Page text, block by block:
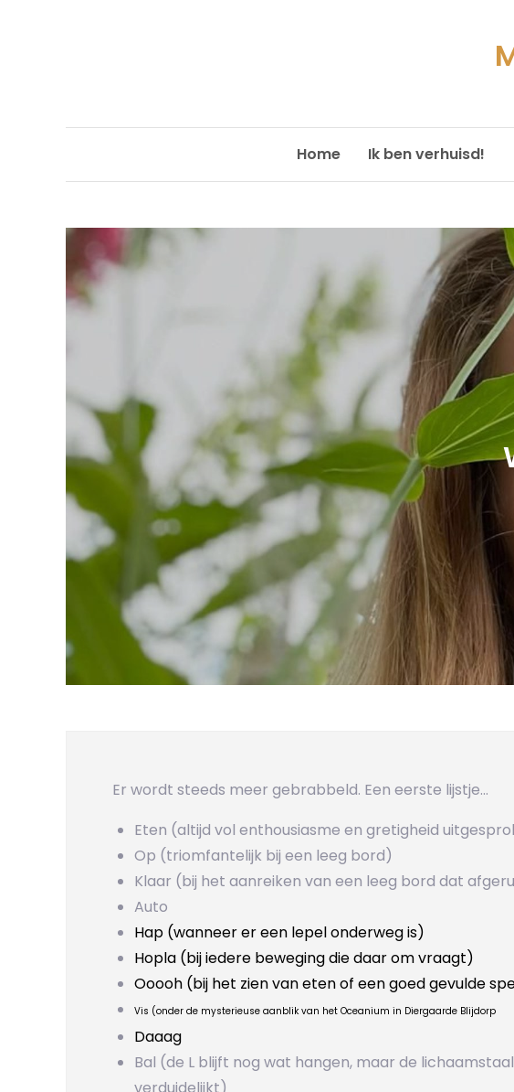
Home Ik ben verhuisd!
Er wordt steeds meer gebrabbeld. Een eerste lijstje…
Eten (altijd vol enthousiasme en gretigheid
Op (triomfantelijk bij een leeg bord)
Klaar (bij het aanreiken van een leeg bord dat
Auto
Hap (wanneer er een lepel onderweg is)
Hopla (bij iedere beweging die daar om vraagt)
Ooooh (bij het zien van eten of een goed gevulde
Vis (onder de mysterieuse aanblik van het Oceanium in Diergaarde Blijdorp
Daaag
Bal (de L blijft nog wat hangen, maar de